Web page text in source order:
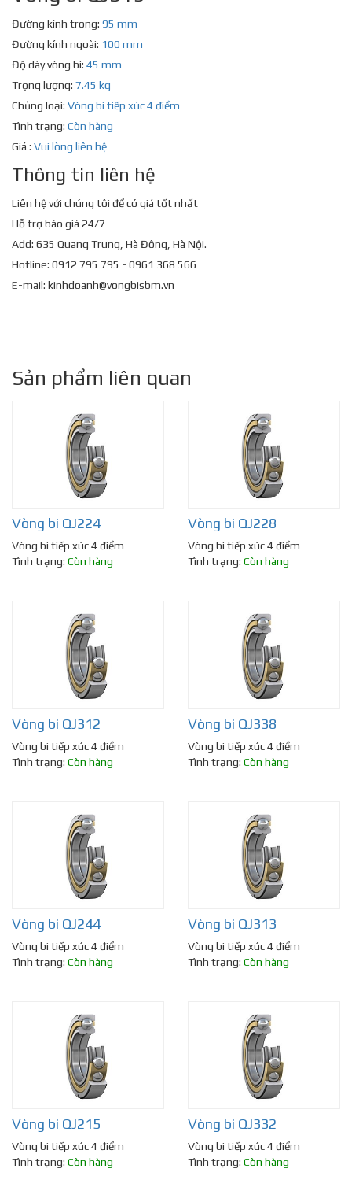
Đường kính trong: 95 mm
Đường kính ngoài: 100 mm
Độ dày vòng bi: 45 mm
Trọng lượng: 7.45 kg
Chủng loại: Vòng bi tiếp xúc 4 điểm
Tình trạng: Còn hàng
Giá : Vui lòng liên hệ
Thông tin liên hệ
Liên hệ với chúng tôi để có giá tốt nhất
Hỗ trợ báo giá 24/7
Add: 635 Quang Trung, Hà Đông, Hà Nội.
Hotline: 0912 795 795 - 0961 368 566
E-mail: kinhdoanh@vongbisbm.vn
Sản phẩm liên quan
Vòng bi QJ224
Vòng bi tiếp xúc 4 điểm
Tình trạng: Còn hàng
Vòng bi QJ228
Vòng bi tiếp xúc 4 điểm
Tình trạng: Còn hàng
Vòng bi QJ312
Vòng bi tiếp xúc 4 điểm
Tình trạng: Còn hàng
Vòng bi QJ338
Vòng bi tiếp xúc 4 điểm
Tình trạng: Còn hàng
Vòng bi QJ244
Vòng bi tiếp xúc 4 điểm
Tình trạng: Còn hàng
Vòng bi QJ313
Vòng bi tiếp xúc 4 điểm
Tình trạng: Còn hàng
Vòng bi QJ215
Vòng bi tiếp xúc 4 điểm
Tình trạng: Còn hàng
Vòng bi QJ332
Vòng bi tiếp xúc 4 điểm
Tình trạng: Còn hàng